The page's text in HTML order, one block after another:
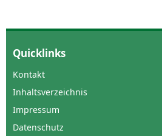
Quicklinks
Kontakt
Inhaltsverzeichnis
Impressum
Datenschutz